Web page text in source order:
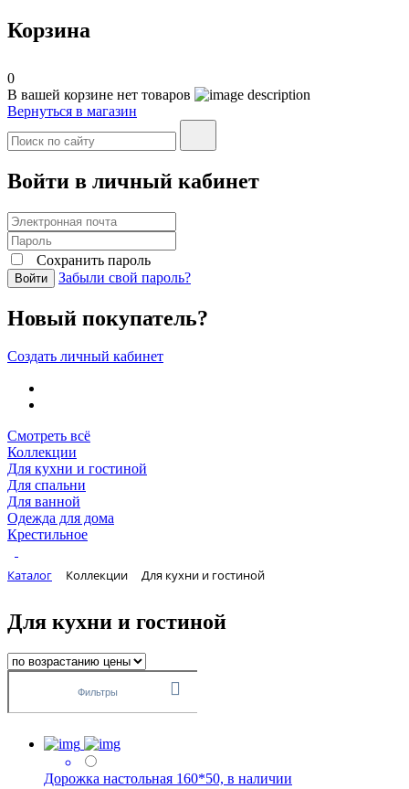
Корзина
0
В вашей корзине нет товаров
Вернуться в магазин
Войти в личный кабинет
Сохранить пароль
Войти Забыли свой пароль?
Новый покупатель?
Создать личный кабинет
Смотреть всё
Коллекции
Для кухни и гостиной
Для спальни
Для ванной
Одежда для дома
Крестильное
Каталог Коллекции Для кухни и гостиной
Для кухни и гостиной
Фильтры
Дорожка настольная 160*50, в наличии